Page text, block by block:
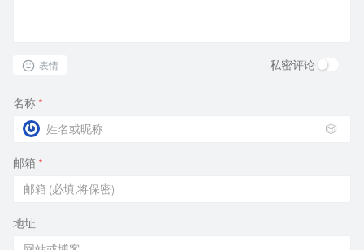
表情 私密评论
名称 *
🎲
邮箱 *
地址